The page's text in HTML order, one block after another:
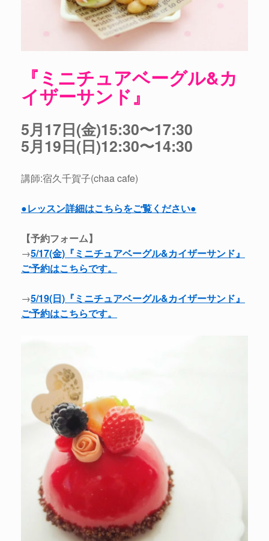
『ミニチュアベーグル&カ
イザーサンド』
5月17日(金)15:30〜17:30
5月19日(日)12:30〜14:30
講師:宿久千賀子(chaa cafe)
●レッスン詳細はこちらをご覧ください●
【予約フォーム】
→5/17(金)『ミニチュアベーグル&カイザーサンド』
ご予約はこちらです。
→5/19(日)『ミニチュアベーグル&カイザーサンド』
ご予約はこちらです。